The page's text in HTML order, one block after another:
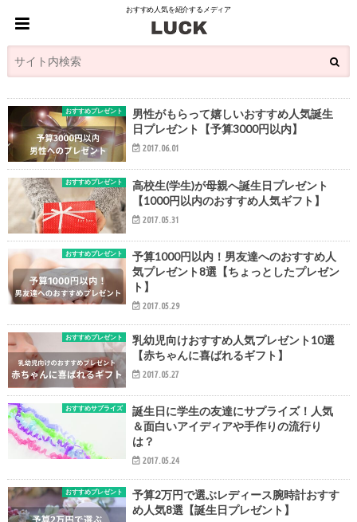
おすすめ人気を紹介するメディア
おすすめプレゼント
男性がもらって嬉しいおすすめ人気誕生
日プレゼント【予算3000円以内】
2017.06.01
おすすめプレゼント
高校生(学生)が母親へ誕生日プレゼント
【1000円以内のおすすめ人気ギフト】
2017.05.31
おすすめプレゼント
予算1000円以内！男友達へのおすすめ人
気プレゼント8選【ちょっとしたプレゼン
ト】
2017.05.29
おすすめプレゼント
乳幼児向けおすすめ人気プレゼント10選
【赤ちゃんに喜ばれるギフト】
2017.05.27
おすすめサプライズ
誕生日に学生の友達にサプライズ！人気
＆面白いアイディアや手作りの流行り
は？
2017.05.24
おすすめプレゼント
予算2万円で選ぶレディース腕時計おすす
め人気8選【誕生日プレゼント】